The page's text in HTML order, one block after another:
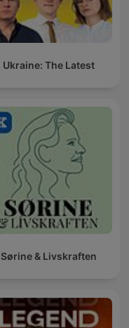
Ukraine: The Latest
Sørine & Livskraften